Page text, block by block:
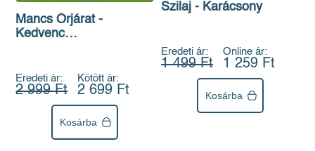
Mancs Őrjárat -
Kedvenc
Eredeti ár:
2 999 Ft
Kötött ár:
2 699 Ft
Kosárba
Szilaj - Karácsony
Eredeti ár:
1 499 Ft
Online ár:
1 259 Ft
Kosárba